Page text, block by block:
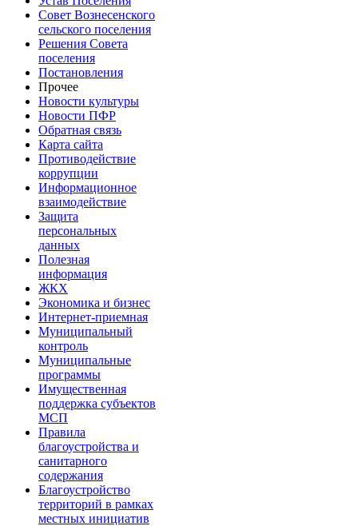
Совет Вознесенского
сельского поселения
Решения Совета
поселения
Постановления
Прочее
Новости культуры
Новости ПФР
Обратная связь
Карта сайта
Противодействие
коррупции
Информационное
взаимодействие
Защита
персональных
данных
Полезная
информация
ЖКХ
Экономика и бизнес
Интернет-приемная
Муниципальный
контроль
Муниципальные
программы
Имущественная
поддержка субъектов
МСП
Правила
благоустройства и
санитарного
содержания
Благоустройство
территорий в рамках
местных инициатив